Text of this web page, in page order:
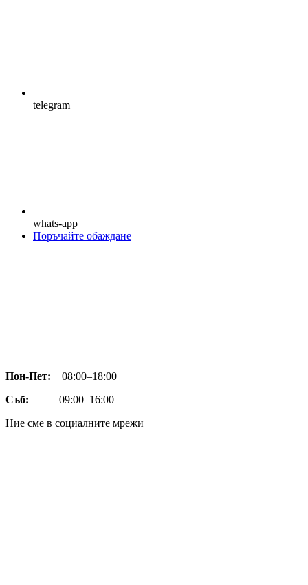
telegram
whats-app
Поръчайте обаждане
Пон-Пет: 08:00–18:00
Съб: 09:00–16:00
Ние сме в социалните мрежи